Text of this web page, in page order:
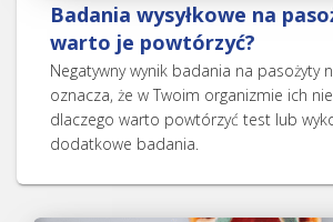
Badania wysyłkowe na
warto je powtórzyć?
Negatywny wynik badania na pasożyty
oznacza, że w Twoim organizmie ich
dlaczego warto powtórzyć test lub
dodatkowe badania.